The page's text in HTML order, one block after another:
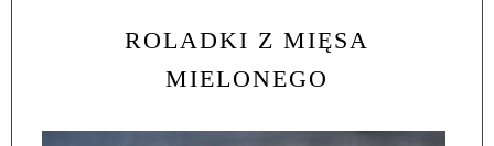
ROLADKI Z MIĘSA
MIELONEGO